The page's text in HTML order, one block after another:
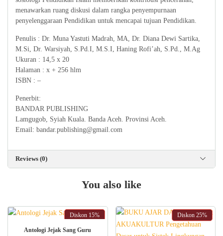
menawarkan ruang diskusi dalam rangka penyempurnaan
penyelenggaraan Pendidikan untuk mencapai tujuan Pendidikan.
Penulis : Dr. Muna Yastuti Madrah, MA, Dr. Diana Dewi Sartika,
M.Si, Dr. Warsiyah, S.Pd.I, M.S.I, Haning Rofi’ah, S.Pd., M.Ag
Ukuran : 14,5 x 20
Halaman : x + 256 hlm
ISBN : –
Penerbit:
BANDAR PUBLISHING
Lamgugob, Syiah Kuala. Banda Aceh. Provinsi Aceh.
Email: bandar.publishing@gmail.com
Reviews (0)
You also like
Diskon 15%
Antologi Jejak Sang Guru
Diskon 25%